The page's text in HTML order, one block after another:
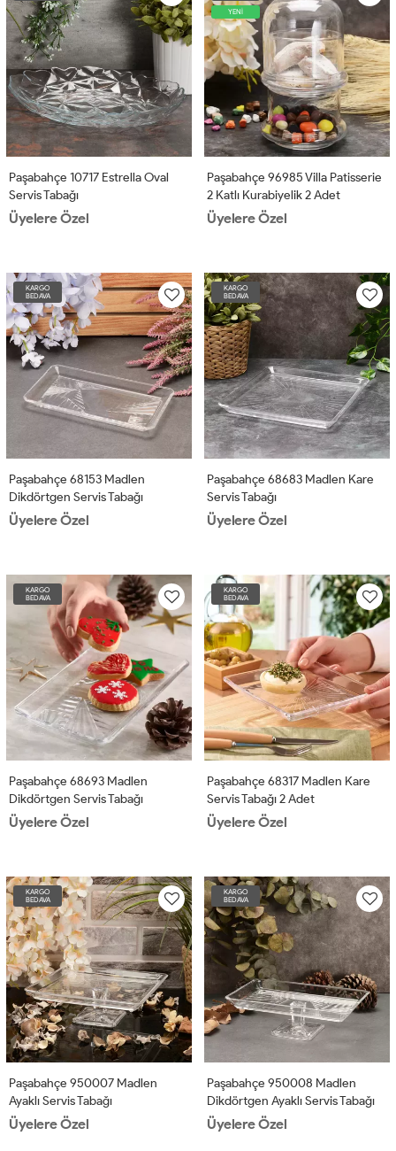
Paşabahçe 10717 Estrella Oval
Servis Tabağı
Üyelere Özel
YENİ
Paşabahçe 96985 Villa Patisserie
2 Katlı Kurabiyelik 2 Adet
Üyelere Özel
KARGO
BEDAVA
Paşabahçe 68153 Madlen
Dikdörtgen Servis Tabağı
Üyelere Özel
KARGO
BEDAVA
Paşabahçe 68683 Madlen Kare
Servis Tabağı
Üyelere Özel
KARGO
BEDAVA
Paşabahçe 68693 Madlen
Dikdörtgen Servis Tabağı
Üyelere Özel
KARGO
BEDAVA
Paşabahçe 68317 Madlen Kare
Servis Tabağı 2 Adet
Üyelere Özel
KARGO
BEDAVA
Paşabahçe 950007 Madlen
Ayaklı Servis Tabağı
Üyelere Özel
KARGO
BEDAVA
Paşabahçe 950008 Madlen
Dikdörtgen Ayaklı Servis Tabağı
Üyelere Özel